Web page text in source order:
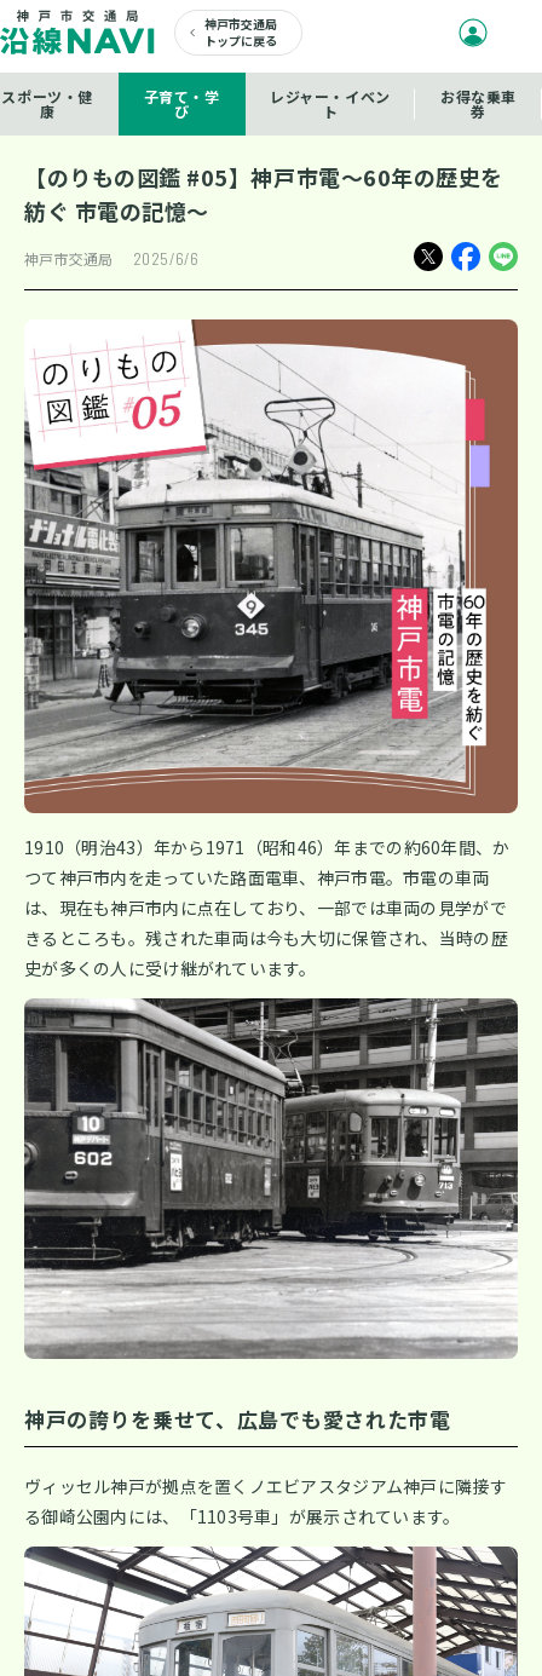
神戸市交通局
トップに戻る
スポーツ・健
康
子育て・学
び
レジャー・イベン
ト
お得な乗車
券
【のりもの図鑑 #05】神戸市電～60年の歴史を
紡ぐ 市電の記憶～
神戸市交通局 2025/6/6
1910（明治43）年から1971（昭和46）年までの約60年間、か
つて神戸市内を走っていた路面電車、神戸市電。市電の車両
は、現在も神戸市内に点在しており、一部では車両の見学がで
きるところも。残された車両は今も大切に保管され、当時の歴
史が多くの人に受け継がれています。
神戸の誇りを乗せて、広島でも愛された市電
ヴィッセル神戸が拠点を置くノエビアスタジアム神戸に隣接す
る御崎公園内には、「1103号車」が展示されています。